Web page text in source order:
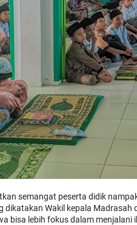
semangat peserta didik
dikatakan Wakil kepala
bisa lebih fokus dalam